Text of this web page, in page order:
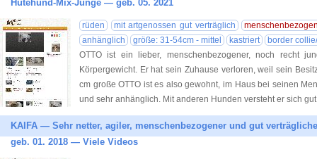
Hütehund-Mix-Junge — geb. 05. 2021
rüden mit artgenossen gut verträglich
anhänglich
größe: 31-54cm - mittel kastriert
border
OTTO ist ein lieber, menschenbezogener, noch recht
Körpergewicht. Er hat sein Zuhause verloren, weil sein
cm große OTTO ist es also gewohnt, im Haus bei seinen
und sehr anhänglich. Mit anderen Hunden versteht er sich
KAIFA — Sehr netter, agiler, menschenbezogener und gut
geb. 01. 2018 — Viele Videos